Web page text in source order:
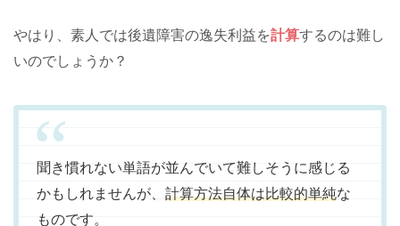
やはり、素人では後遺障害の逸失利益を計算するのは難し
いのでしょうか？
聞き慣れない単語が並んでいて難しそうに感じる
かもしれませんが、 計算方法自体は比較的単純な
ものです。